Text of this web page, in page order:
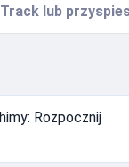
lub
Rozpocznij